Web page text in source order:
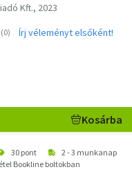
Kft., 2023
Írj véleményt elsőként!
Kosárba
30 pont
2 - 3 munkanap
Bookline boltokban